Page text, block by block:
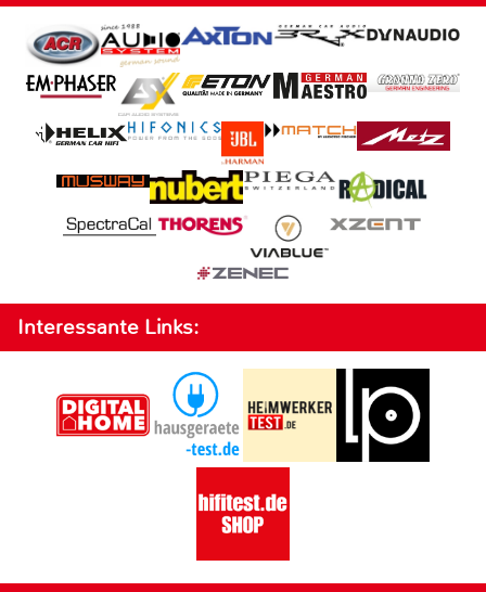
Interessante Links: